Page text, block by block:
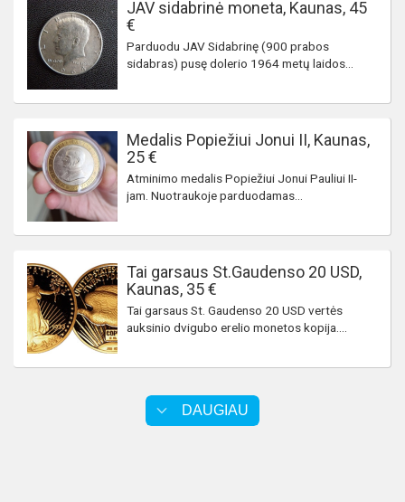
JAV sidabrinė moneta, Kaunas, 45
€
Parduodu JAV Sidabrinę (900 prabos
sidabras) pusę dolerio 1964 metų laidos...
Medalis Popiežiui Jonui II, Kaunas,
25 €
Atminimo medalis Popiežiui Jonui Pauliui II-
jam. Nuotraukoje parduodamas...
Tai garsaus St.Gaudenso 20 USD,
Kaunas, 35 €
Tai garsaus St. Gaudenso 20 USD vertės
auksinio dvigubo erelio monetos kopija....
DAUGIAU